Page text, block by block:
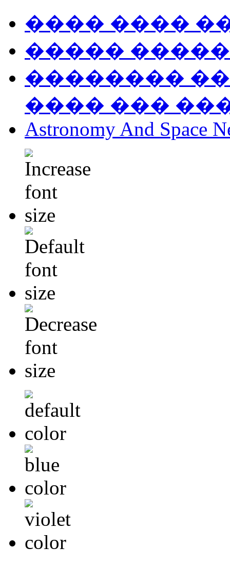
���� ����
�����
��������
���� ���
Astronomy And Space